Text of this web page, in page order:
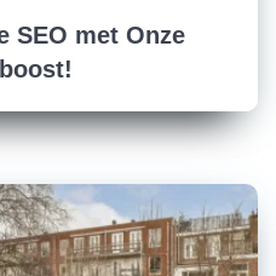
SEO met Onze